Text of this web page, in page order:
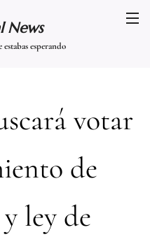
News
esperando
votar
de
ley de